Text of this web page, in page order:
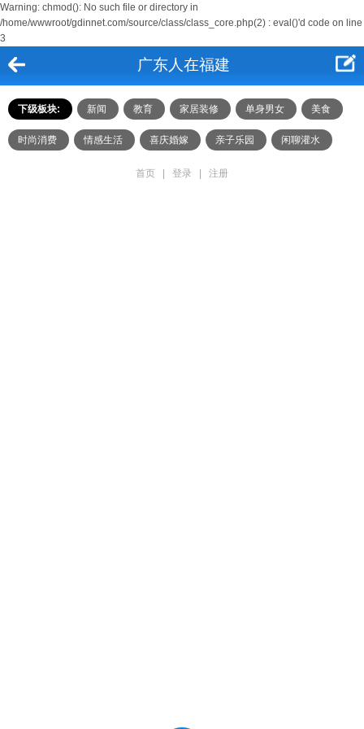
Warning: chmod(): No such file or directory in
/home/wwwroot/gdinnet.com/source/class/class_core.php(2) : eval()'d code on line
3
广东人在福建
下级板块: 新闻 教育 家居装修 单身男女 美食
时尚消费 情感生活 喜庆婚嫁 亲子乐园 闲聊灌水
首页 登录 注册